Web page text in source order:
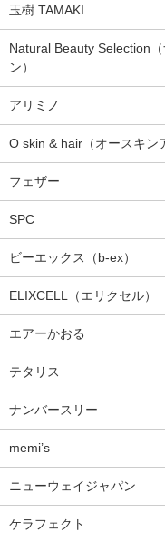
玉樹 TAMAKI
Natural Beauty Selection
ン）
アリミノ
O skin & hair（オースキン
フェザー
SPC
ビーエックス（b-ex）
ELIXCELL（エリクセル）
エアーかおる
テタリス
ナンバースリー
memi’s
ニューウェイジャパン
ケラフェクト